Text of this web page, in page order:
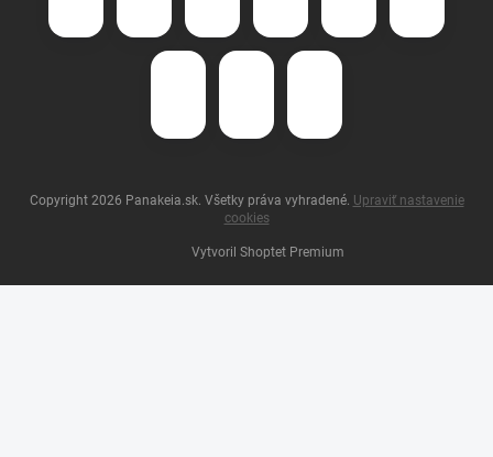
Vytvoril Shoptet Premium
Copyright 2026 Panakeia.sk. Všetky práva vyhradené. Upraviť nastavenie
cookies